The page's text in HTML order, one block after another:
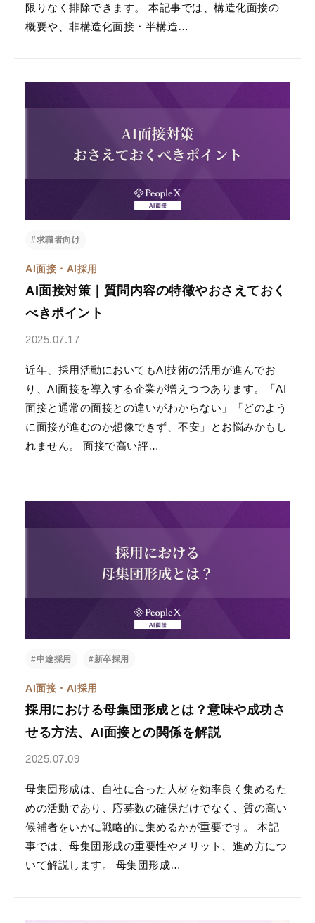
限りなく排除できます。 本記事では、構造化面接の
概要や、非構造化面接・半構造…
#求職者向け
AI面接・AI採用
AI面接対策｜質問内容の特徴やおさえておく
べきポイント
2025.07.17
近年、採用活動においてもAI技術の活用が進んでお
り、AI面接を導入する企業が増えつつあります。「AI
面接と通常の面接との違いがわからない」「どのよう
に面接が進むのか想像できず、不安」とお悩みかもし
れません。 面接で高い評…
#中途採用 #新卒採用
AI面接・AI採用
採用における母集団形成とは？意味や成功さ
せる方法、AI面接との関係を解説
2025.07.09
母集団形成は、自社に合った人材を効率良く集めるた
めの活動であり、応募数の確保だけでなく、質の高い
候補者をいかに戦略的に集めるかが重要です。 本記
事では、母集団形成の重要性やメリット、進め方につ
いて解説します。 母集団形成…